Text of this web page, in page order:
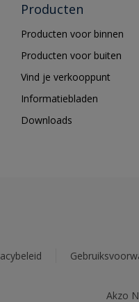
Producten
Producten voor binnen
Producten voor buiten
Vind je verkooppunt
Informatiebladen
Downloads
Akzo